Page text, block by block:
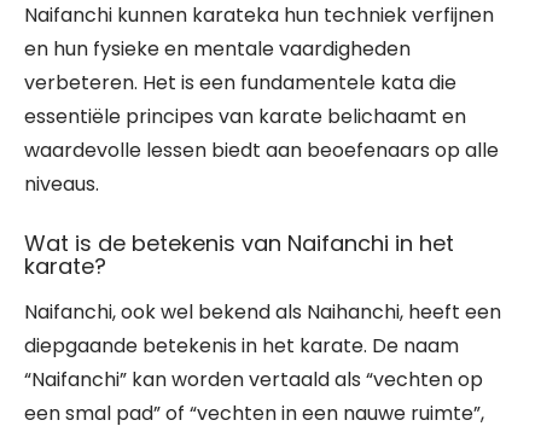
Naifanchi kunnen karateka hun techniek verfijnen
en hun fysieke en mentale vaardigheden
verbeteren. Het is een fundamentele kata die
essentiële principes van karate belichaamt en
waardevolle lessen biedt aan beoefenaars op alle
niveaus.
Wat is de betekenis van Naifanchi in het
karate?
Naifanchi, ook wel bekend als Naihanchi, heeft een
diepgaande betekenis in het karate. De naam
“Naifanchi” kan worden vertaald als “vechten op
een smal pad” of “vechten in een nauwe ruimte”,